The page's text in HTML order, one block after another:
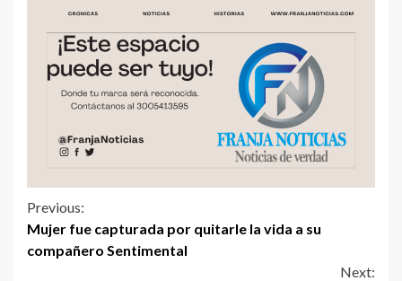
Previous:
Mujer fue capturada por quitarle la vida a su
compañero Sentimental
Next: